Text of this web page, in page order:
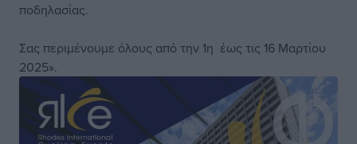
ποδηλασίας.
Σας περιμένουμε όλους από την 1η έως τις 16 Μαρτίου
2025».